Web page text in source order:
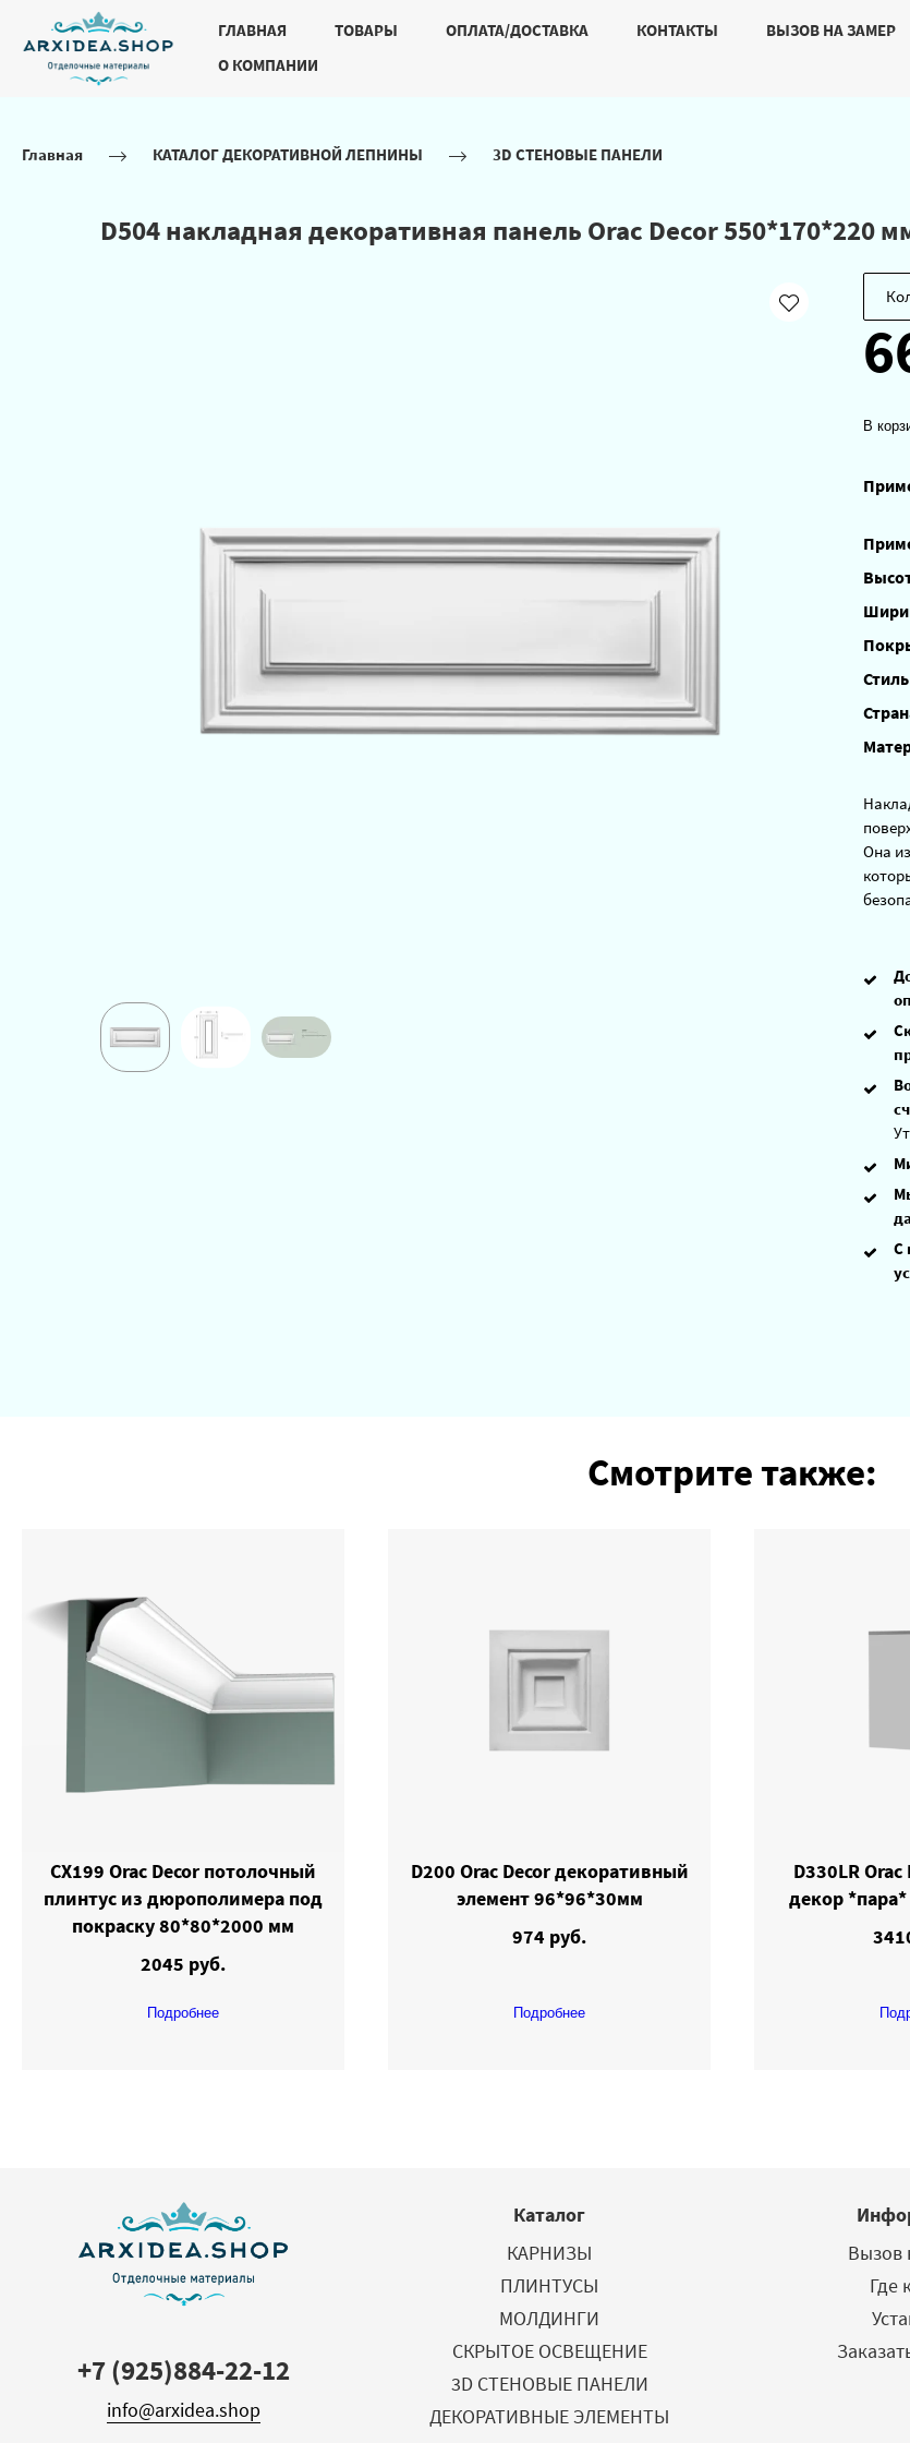
ГЛАВНАЯ ТОВАРЫ ОПЛАТА/ДОСТАВКА КОНТАКТЫ ВЫЗОВ НА ЗАМЕР
О КОМПАНИИ
Главная КАТАЛОГ ДЕКОРАТИВНОЙ ЛЕПНИНЫ 3D СТЕНОВЫЕ ПАНЕЛИ
D504 накладная декоративная панель Orac Decor 550*170*220
В
Стиль
Она
С
Смотрите также:
CX199 Orac Decor потолочный
плинтус из дюрополимера под
покраску 80*80*2000 мм
2045 руб.
Подробнее
D200 Orac Decor декоративный
элемент 96*96*30мм
974 руб.
Подробнее
D330LR
декор
+7 (925)884-22-12
info@arxidea.shop
Каталог
КАРНИЗЫ
ПЛИНТУСЫ
МОЛДИНГИ
СКРЫТОЕ ОСВЕЩЕНИЕ
3D СТЕНОВЫЕ ПАНЕЛИ
ДЕКОРАТИВНЫЕ ЭЛЕМЕНТЫ
Вызов
Где